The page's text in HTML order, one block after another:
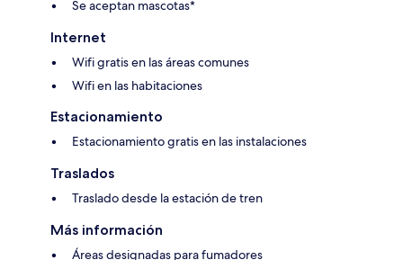
Se aceptan mascotas*
Internet
Wifi gratis en las áreas comunes
Wifi en las habitaciones
Estacionamiento
Estacionamiento gratis en las instalaciones
Traslados
Traslado desde la estación de tren
Más información
Áreas designadas para fumadores